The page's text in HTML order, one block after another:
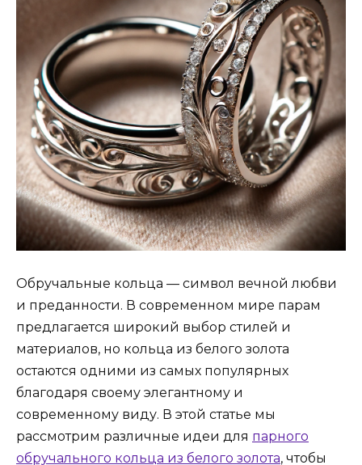
Обручальные кольца — символ вечной любви
и преданности. В современном мире парам
предлагается широкий выбор стилей и
материалов, но кольца из белого золота
остаются одними из самых популярных
благодаря своему элегантному и
современному виду. В этой статье мы
рассмотрим различные идеи для парного
обручального кольца из белого золота, чтобы